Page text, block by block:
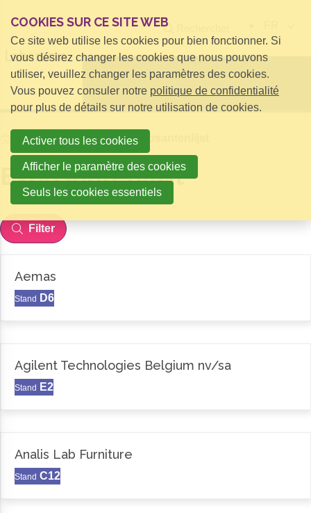
Open menu
HomeHidden Pages Exposantenlijst
Exposantenlijst
Filter
Aemas
Stand D6
Agilent Technologies Belgium nv/sa
Stand E2
Analis Lab Furniture
Stand C12
COOKIES SUR CE SITE WEB
Ce site web utilise les cookies pour bien fonctionner. Si
vous désirez changer les cookies que nous pouvons
utiliser, veuillez changer les paramètres des cookies.
Vous pouvez consuler notre politique de confidentialité
pour plus de détails sur notre utilisation de cookies.
Activer tous les cookies
Afficher le paramètre des cookies
Seuls les cookies essentiels